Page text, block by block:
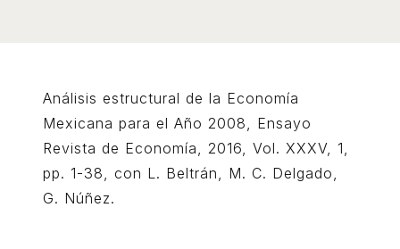
Análisis estructural de la Economía
Mexicana para el Año 2008, Ensayo
Revista de Economía, 2016, Vol. XXXV, 1,
pp. 1-38, con L. Beltrán, M. C. Delgado,
G. Núñez.